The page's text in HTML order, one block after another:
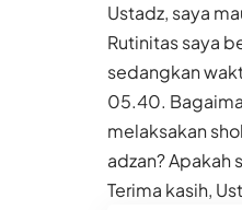
Ustadz, saya
Rutinitas saya
sedangkan
05.40.
melaksakan
adzan? Apakah
Terima kasih,